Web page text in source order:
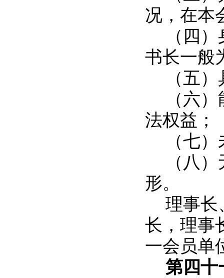
况，在本
（四
书长一般
（五
（六
法权益；
（七
（八
形。
理事长
长，理事
一会员单
第四十